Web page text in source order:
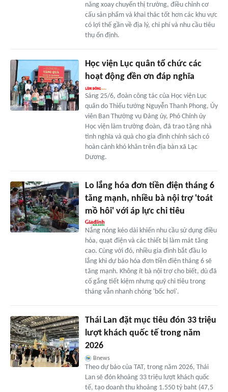
năng xoay chuyển thị trường, điều chỉnh cơ
cấu sản phẩm và khai thác tốt hơn các khu vực
có lợi thế gần về địa lý, chi phí và nhu cầu tiêu
thụ ổn định.
Học viện Lục quân tổ chức các
hoạt động đền ơn đáp nghĩa
Sáng 25/6, đoàn công tác của Học viện Lục
quân do Thiếu tướng Nguyễn Thanh Phong, Ủy
viên Ban Thường vụ Đảng ủy, Phó Chính ủy
Học viện làm trưởng đoàn, đã trao tặng nhà
tình nghĩa và quà cho gia đình chính sách có
hoàn cảnh khó khăn trên địa bàn xã Lạc
Dương.
Lo lắng hóa đơn tiền điện tháng 6
tăng mạnh, nhiều bà nội trợ 'toát
mồ hôi' với áp lực chi tiêu
Nắng nóng kéo dài khiến nhu cầu sử dụng điều
hòa, quạt điện và các thiết bị làm mát tăng
cao. Cùng với đó, nhiều gia đình bắt đầu lo
lắng khi dự báo hóa đơn tiền điện tháng 6 sẽ
tăng mạnh. Không ít bà nội trợ cho biết, dù đã
cố gắng tiết kiệm nhưng quỹ chi tiêu trong
tháng vẫn nhanh chóng 'bốc hơi'.
Thái Lan đặt mục tiêu đón 33 triệu
lượt khách quốc tế trong năm
2026
Bnews
Theo dự báo của TAT, trong năm 2026, Thái
Lan sẽ đón khoảng 33 triệu lượt khách quốc
tế, tạo doanh thu khoảng 1.550 tỷ baht (47,5